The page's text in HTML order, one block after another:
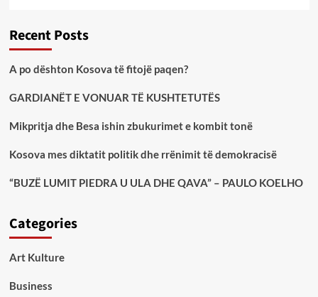
Recent Posts
A po dështon Kosova të fitojë paqen?
GARDIANËT E VONUAR TË KUSHTETUTËS
Mikpritja dhe Besa ishin zbukurimet e kombit tonë
Kosova mes diktatit politik dhe rrënimit të demokracisë
“BUZË LUMIT PIEDRA U ULA DHE QAVA” – PAULO KOELHO
Categories
Art Kulture
Business